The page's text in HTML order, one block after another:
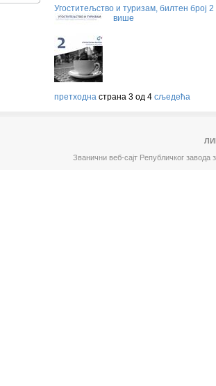
Угоститељство и туризам, билтен број 2
више
претходна страна 3 од 4 сљедећа
Званични веб-сајт Републичког